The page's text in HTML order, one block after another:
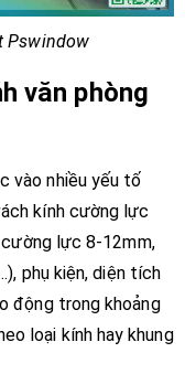
Pswindow
văn phòng
vào nhiều yếu tố
kính cường lực
cường lực 8-12mm,
phụ kiện, diện tích
động trong khoảng
loại kính hay khung